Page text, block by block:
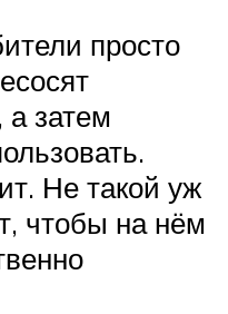
просто
затем
Не такой уж
чтобы на нём